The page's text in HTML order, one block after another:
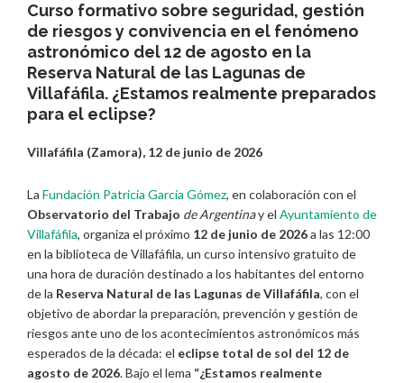
Curso formativo sobre seguridad, gestión
de riesgos y convivencia en el fenómeno
astronómico del 12 de agosto en la
Reserva Natural de las Lagunas de
Villafáfila. ¿Estamos realmente preparados
para el eclipse?
Villafáfila (Zamora), 12 de junio de 2026
La Fundación Patricia García Gómez, en colaboración con el
Observatorio del Trabajo de Argentinay el Ayuntamiento de
Villafáfila, organiza el próximo 12 de junio de 2026a las 12:00
en la biblioteca de Villafáfila, un curso intensivo gratuito de
una hora de duración destinado a los habitantes del entorno
de la Reserva Natural de las Lagunas de Villafáfila, con el
objetivo de abordar la preparación, prevención y gestión de
riesgos ante uno de los acontecimientos astronómicos más
esperados de la década: el eclipse total de sol del 12 de
agosto de 2026. Bajo el lema “¿Estamos realmente